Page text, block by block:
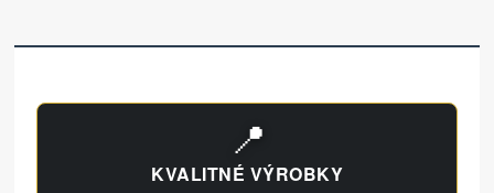
📍
KVALITNÉ VÝROBKY